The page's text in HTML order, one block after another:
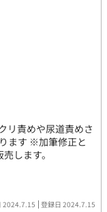
リ責めや尿道責めさ
ます ※加筆修正と
します。
2024.7.15 登録日 2024.7.15